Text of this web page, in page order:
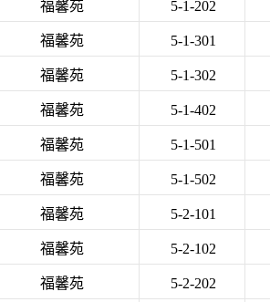
福馨苑 5-1-202
福馨苑 5-1-301
福馨苑 5-1-302
福馨苑 5-1-402
福馨苑 5-1-501
福馨苑 5-1-502
福馨苑 5-2-101
福馨苑 5-2-102
福馨苑 5-2-202